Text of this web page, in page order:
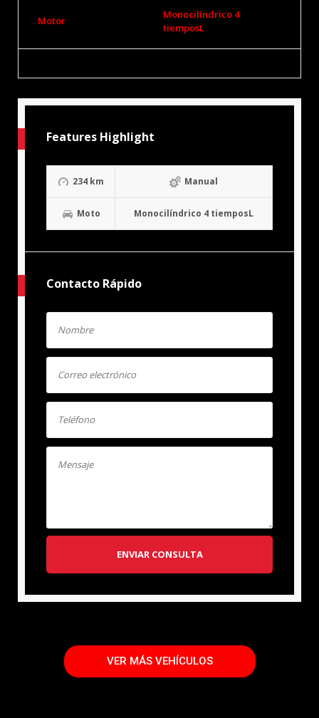
Motor
Monocilíndrico 4
tiemposL
Features Highlight
234 km Manual
Moto Monocilíndrico 4 tiemposL
Contacto Rápido
ENVIAR CONSULTA
VER MÁS VEHÍCULOS